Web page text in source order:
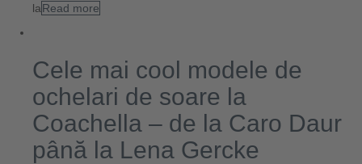
laRead more
Cele mai cool modele de
ochelari de soare la
Coachella – de la Caro Daur
până la Lena Gercke